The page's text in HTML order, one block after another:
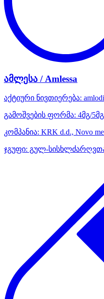
ამლესა / Amlessa
აქტიური ნივთიერება:
გამოშვების ფორმა: 4მგ/
კომპანია: KRK d.d., Novo
ჯგუფი: გულ-სისხლძარღვთა